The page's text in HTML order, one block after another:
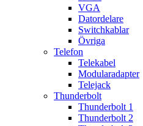
VGA
Datordelare
Switchkablar
Övriga
Telefon
Telekabel
Modularadapter
Telejack
Thunderbolt
Thunderbolt 1
Thunderbolt 2